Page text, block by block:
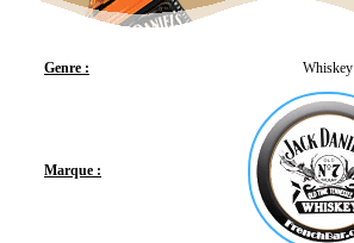
Genre : Whiskey
Marque :